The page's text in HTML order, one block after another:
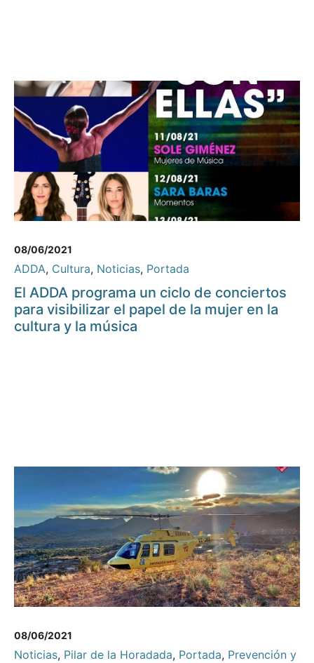
08/06/2021
ADDA, Cultura, Noticias, Portada
El ADDA programa un ciclo de conciertos
para visibilizar el papel de la mujer en la
cultura y la música
08/06/2021
Noticias, Pilar de la Horadada, Portada, Prevención y